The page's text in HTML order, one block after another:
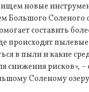
новые
Большого Соленого
составить
происходят
в пыли и какие
снижения рисков», –
Соленому